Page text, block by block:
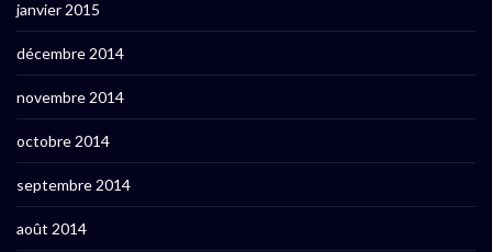
janvier 2015
décembre 2014
novembre 2014
octobre 2014
septembre 2014
août 2014